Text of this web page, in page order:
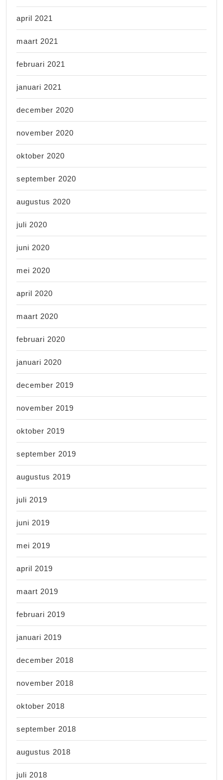
april 2021
maart 2021
februari 2021
januari 2021
december 2020
november 2020
oktober 2020
september 2020
augustus 2020
juli 2020
juni 2020
mei 2020
april 2020
maart 2020
februari 2020
januari 2020
december 2019
november 2019
oktober 2019
september 2019
augustus 2019
juli 2019
juni 2019
mei 2019
april 2019
maart 2019
februari 2019
januari 2019
december 2018
november 2018
oktober 2018
september 2018
augustus 2018
juli 2018